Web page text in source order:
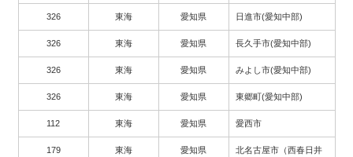
326 東海 愛知県 日進市(愛知中部)
326 東海 愛知県 長久手市(愛知中部)
326 東海 愛知県 みよし市(愛知中部)
326 東海 愛知県 東郷町(愛知中部)
112 東海 愛知県 愛西市
179 東海 愛知県
北名古屋市（西春日井